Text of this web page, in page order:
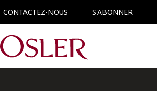
CONTACTEZ-NOUS S'ABONNER
Main Navigation